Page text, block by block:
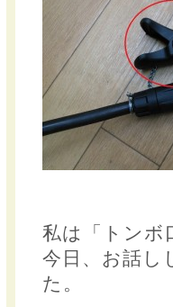
私は「トンボ
今日、お話し
た。